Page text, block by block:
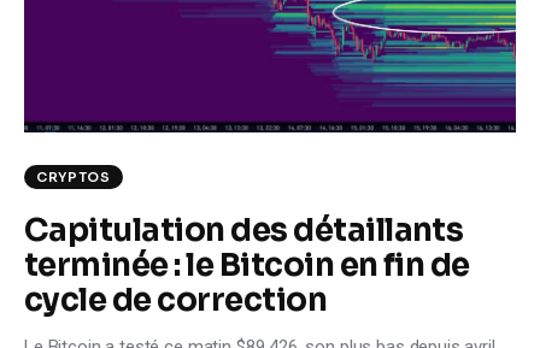
Climate
Tech
Shop
CRYPTOS
Capitulation des détaillants
terminée : le Bitcoin en fin de
cycle de correction